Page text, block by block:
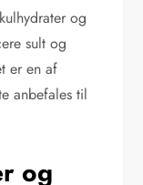
og
sult og
er en af
anbefales til
og